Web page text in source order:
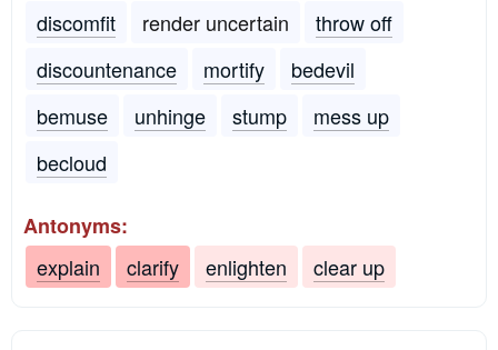
discomfit
render uncertain
throw off
discountenance
mortify
bedevil
bemuse
unhinge stump
mess up
becloud
Antonyms:
explain
clarify enlighten clear up